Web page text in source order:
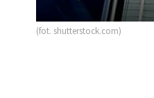
(fot. shutterstock.com)